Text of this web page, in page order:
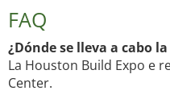
FAQ
¿Dónde se lleva a cabo
La Houston Build Expo e
Center.